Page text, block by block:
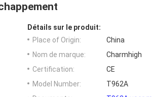
Détails sur le produit:
Place of Origin:
China
Nom de marque:
Charmhigh
Certification:
CE
Model Number:
T962A